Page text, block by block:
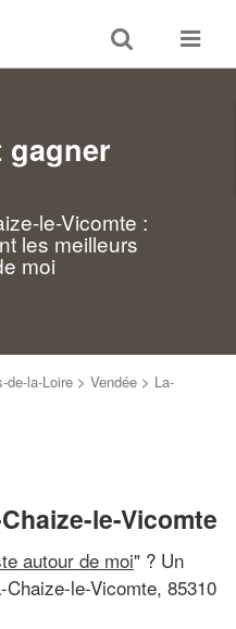
Toggle
search
Toggle
gagner
le-Vicomte :
les meilleurs
moi
de-la-Loire > Vendée > La-
le-Vicomte
autour de moi" ? Un
le-Vicomte, 85310